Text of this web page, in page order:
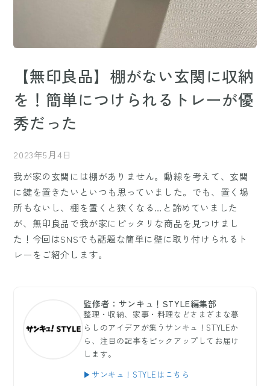
【無印良品】棚がない玄関に収納
を！簡単につけられるトレーが優
秀だった
2023年5月4日
我が家の玄関には棚がありません。動線を考えて、玄関
に鍵を置きたいといつも思っていました。でも、置く場
所もないし、棚を置くと狭くなる…と諦めていました
が、無印良品で我が家にピッタリな商品を見つけまし
た！今回はSNSでも話題な簡単に壁に取り付けられるト
レーをご紹介します。
監修者：サンキュ！STYLE編集部
整理・収納、家事・料理などさまざまな暮
らしのアイデアが集うサンキュ！STYLEか
ら、注目の記事をピックアップしてお届け
します。
▶サンキュ！STYLEはこちら